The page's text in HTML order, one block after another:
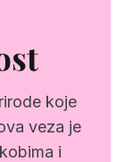
koje
veza je
i